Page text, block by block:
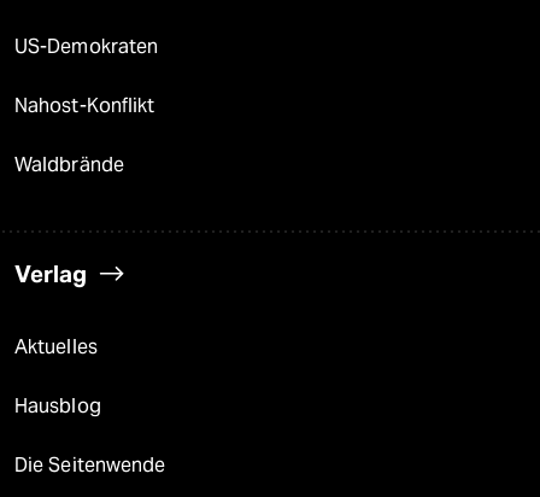
US-Demokraten
Nahost-Konflikt
Waldbrände
Verlag
Aktuelles
Hausblog
Die Seitenwende